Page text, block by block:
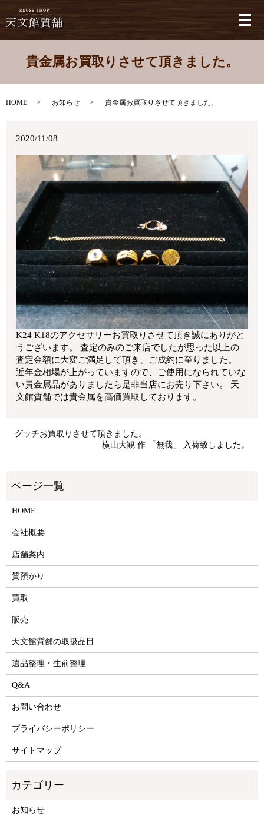
メ
貴金属お買取りさせて頂きました。
HOME お知らせ 貴金属お買取りさせて頂きました。
2020/11/08
K24 K18のアクセサリーお買取りさせて頂き誠にありがと
うございます。 査定のみのご来店でしたが思った以上の
査定金額に大変ご満足して頂き、ご成約に至りました。
近年金相場が上がっていますので、ご使用になられていな
い貴金属品がありましたら是非当店にお売り下さい。 天
文館質舗では貴金属を高価買取しております。
グッチお買取りさせて頂きました。
横山大観 作 「無我」 入荷致しました。
HOME
会社概要
店舗案内
質預かり
買取
販売
天文館質舗の取扱品目
遺品整理・生前整理
Q&A
お問い合わせ
プライバシーポリシー
サイトマップ
お知らせ